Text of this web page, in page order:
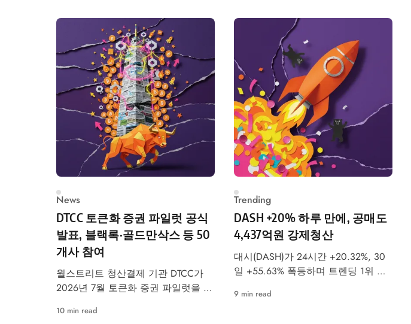
News
DTCC 토큰화 증권 파일럿 공식
발표, 블랙록·골드만삭스 등 50
개사 참여
월스트리트 청산결제 기관 DTCC가
2026년 7월 토큰화 증권 파일럿을 공
등 50개사 참여, RWA 시장 구조 변화
10 min read
Trending
DASH +20% 하루 만에, 공매도
4,437억원 강제청산
대시(DASH)가 24시간 +20.32%, 30
일 +55.63% 폭등하며 트렌딩 1위 알
투자자 4,437억원이 강제청산됐습니
9 min read